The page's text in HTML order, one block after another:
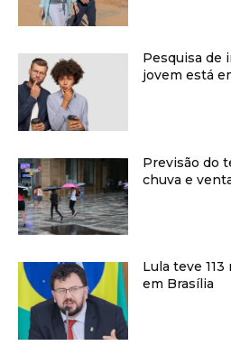
Pesquisa de
jovem está
Previsão do
chuva e
Lula teve
em Brasília